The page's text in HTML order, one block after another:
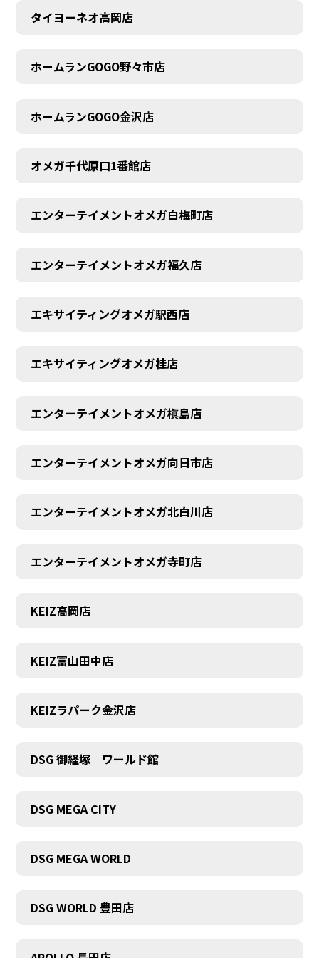
タイヨーネオ高岡店
ホームランGOGO野々市店
ホームランGOGO金沢店
オメガ千代原口1番館店
エンターテイメントオメガ白梅町店
エンターテイメントオメガ福久店
エキサイティングオメガ駅西店
エキサイティングオメガ桂店
エンターテイメントオメガ槇島店
エンターテイメントオメガ向日市店
エンターテイメントオメガ北白川店
エンターテイメントオメガ寺町店
KEIZ高岡店
KEIZ富山田中店
KEIZラパーク金沢店
DSG 御経塚 ワールド館
DSG MEGA CITY
DSG MEGA WORLD
DSG WORLD 豊田店